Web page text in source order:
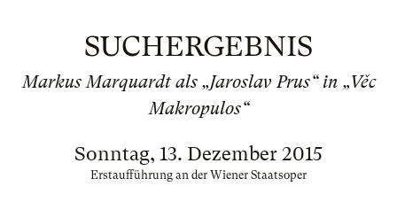
SUCHERGEBNIS
Markus Marquardt als „Jaroslav Prus“ in „Věc
Makropulos“
Sonntag, 13. Dezember 2015
Erstaufführung an der Wiener Staatsoper